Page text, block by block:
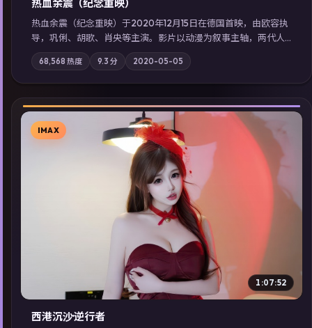
热血余震（纪念重映）
热血余震（纪念重映）于2020年12月15日在德国首映，由欧容执
导，巩俐、胡歌、肖央等主演。影片以动漫为叙事主轴，两代人
的执念在暴风雨夜正面相撞；摄影与配乐强化地域气质；站内亦
可通过「国产免费观看高清电视剧在线看」延展检索同类型高分
佳作，畅享高清在线追剧体验。
68,568 热度 9.3 分 2020-05-05
▶
IMAX
1:07:52
西港沉沙·逆行者